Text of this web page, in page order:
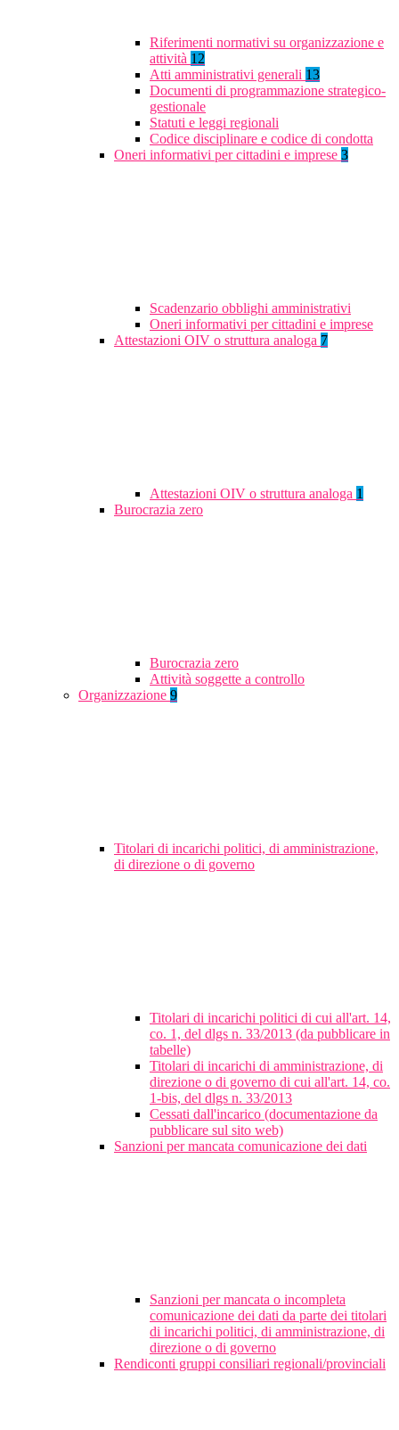
Riferimenti normativi su organizzazione e
attività 12
Atti amministrativi generali 13
Documenti di programmazione strategico-
gestionale
Statuti e leggi regionali
Codice disciplinare e codice di condotta
Oneri informativi per cittadini e imprese 3
Scadenzario obblighi amministrativi
Oneri informativi per cittadini e imprese
Attestazioni OIV o struttura analoga 7
Attestazioni OIV o struttura analoga 1
Burocrazia zero
Burocrazia zero
Attività soggette a controllo
Organizzazione 9
Titolari di incarichi politici, di amministrazione,
di direzione o di governo
Titolari di incarichi politici di cui all'art. 14,
co. 1, del dlgs n. 33/2013 (da pubblicare in
tabelle)
Titolari di incarichi di amministrazione, di
direzione o di governo di cui all'art. 14, co.
1-bis, del dlgs n. 33/2013
Cessati dall'incarico (documentazione da
pubblicare sul sito web)
Sanzioni per mancata comunicazione dei dati
Sanzioni per mancata o incompleta
comunicazione dei dati da parte dei titolari
di incarichi politici, di amministrazione, di
direzione o di governo
Rendiconti gruppi consiliari regionali/provinciali